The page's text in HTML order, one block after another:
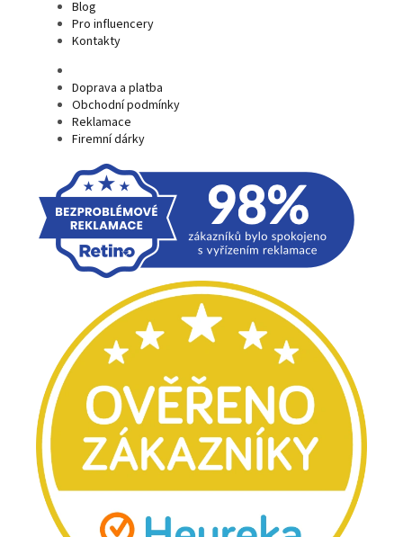
Blog
Pro influencery
Kontakty
Doprava a platba
Obchodní podmínky
Reklamace
Firemní dárky